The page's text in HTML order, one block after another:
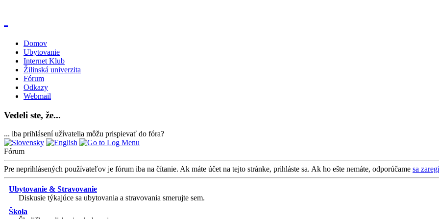
Domov
Ubytovanie
Internet Klub
Žilinská univerzita
Fórum
Odkazy
Webmail
Vedeli ste, že...
... iba prihlásení užívatelia môžu prispievať do fóra?
Fórum
Pre neprihlásených používateľov je fórum iba na čítanie. Ak máte účet na tejto stránke, prihláste sa. Ak ho ešte nemáte, odporúčame sa
Ubytovanie & Stravovanie
Diskusie týkajúce sa ubytovania a stravovania smerujte sem.
Škola